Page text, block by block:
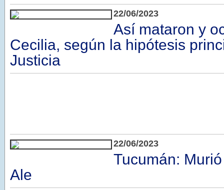
22/06/2023
Así mataron y
Cecilia, según la hipótesis
Justicia
22/06/2023
Tucumán:
Ale